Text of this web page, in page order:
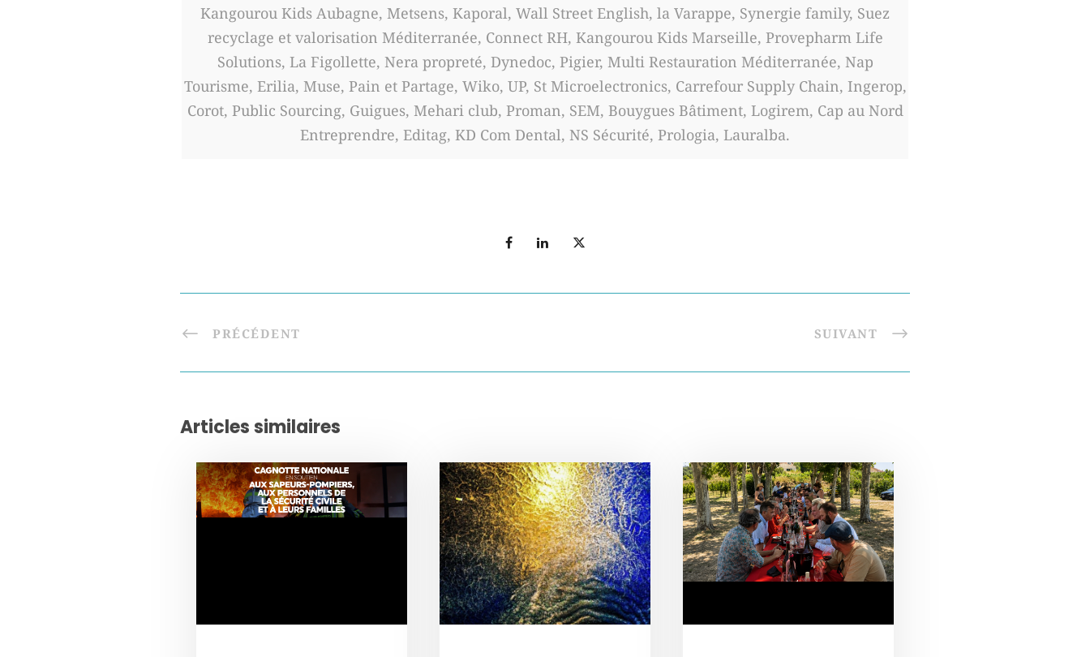
Kangourou Kids Aubagne, Metsens, Kaporal, Wall Street English, la Varappe, Synergie family, Suez
recyclage et valorisation Méditerranée, Connect RH, Kangourou Kids Marseille, Provepharm Life
Solutions, La Figollette, Nera propreté, Dynedoc, Pigier, Multi Restauration Méditerranée, Nap
Tourisme, Erilia, Muse, Pain et Partage, Wiko, UP, St Microelectronics, Carrefour Supply Chain, Ingerop,
Corot, Public Sourcing, Guigues, Mehari club, Proman, SEM, Bouygues Bâtiment, Logirem, Cap au Nord
Entreprendre, Editag, KD Com Dental, NS Sécurité, Prologia, Lauralba.
PRÉCÉDENT SUIVANT
Articles similaires